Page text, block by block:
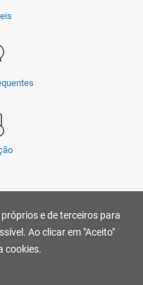
pode ser copiado, publicado,
sem prévia autorização.
e de terceiros para
Ao clicar em "Aceito"
cookies.